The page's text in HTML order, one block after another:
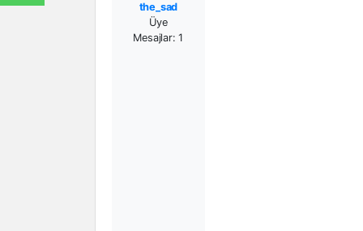
the_sad
Üye
Mesajlar: 1